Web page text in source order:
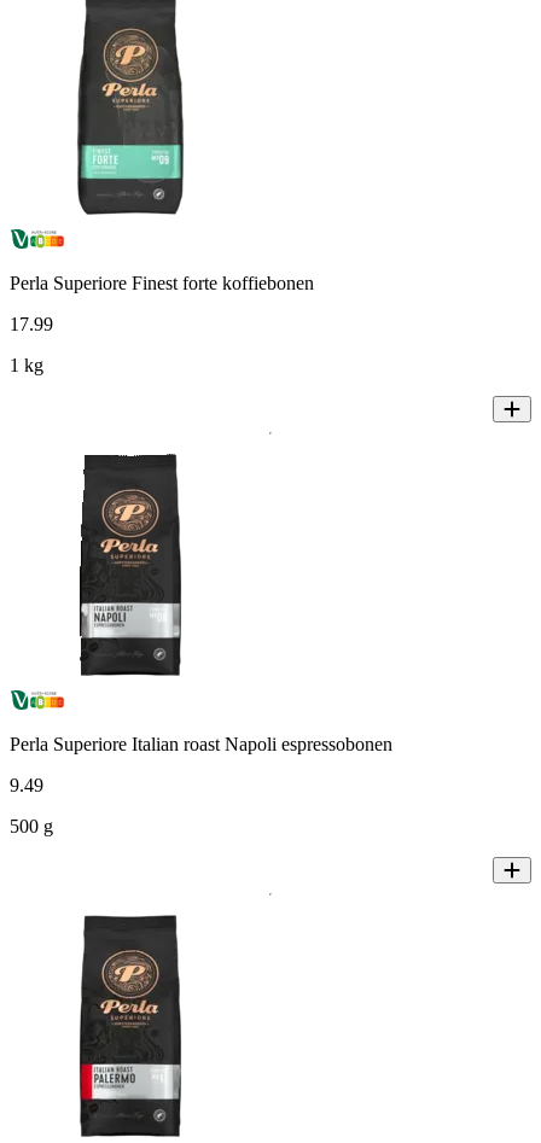
Perla Superiore Finest forte koffiebonen
17.99
1 kg
Perla Superiore Italian roast Napoli espressobonen
9.49
500 g